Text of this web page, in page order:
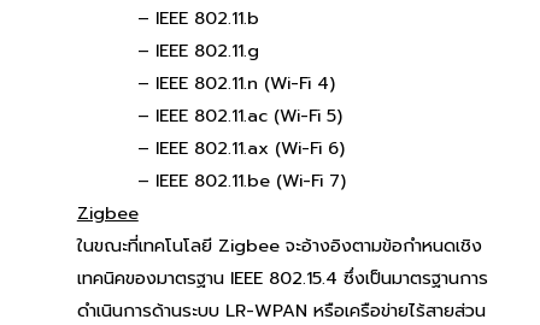
– IEEE 802.11.b
– IEEE 802.11.g
– IEEE 802.11.n (Wi-Fi 4)
– IEEE 802.11.ac (Wi-Fi 5)
– IEEE 802.11.ax (Wi-Fi 6)
– IEEE 802.11.be (Wi-Fi 7)
Zigbee
ในขณะที่เทคโนโลยี Zigbee จะอ้างอิงตามข้อกำหนดเชิง
เทคนิคของมาตรฐาน IEEE 802.15.4 ซึ่งเป็นมาตรฐานการ
ดำเนินการด้านระบบ LR-WPAN หรือเครือข่ายไร้สายส่วน